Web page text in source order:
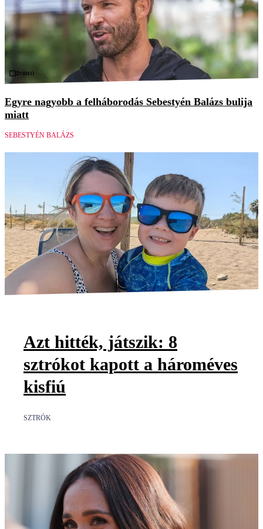
Videó
Egyre nagyobb a felháborodás Sebestyén Balázs bulija
miatt
SEBESTYÉN BALÁZS
Azt hitték, játszik: 8
sztrókot kapott a hároméves
kisfiú
SZTRÓK